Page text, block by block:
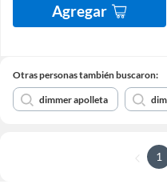
Agregar
Otras personas también buscaron:
dimmer apolleta
1